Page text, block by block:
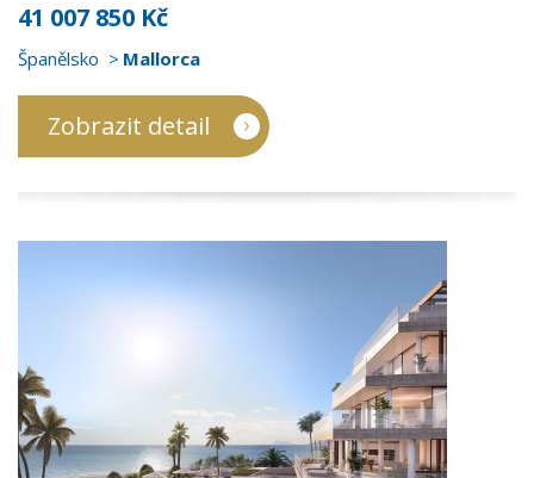
41 007 850 Kč
Španělsko Mallorca
Zobrazit detail